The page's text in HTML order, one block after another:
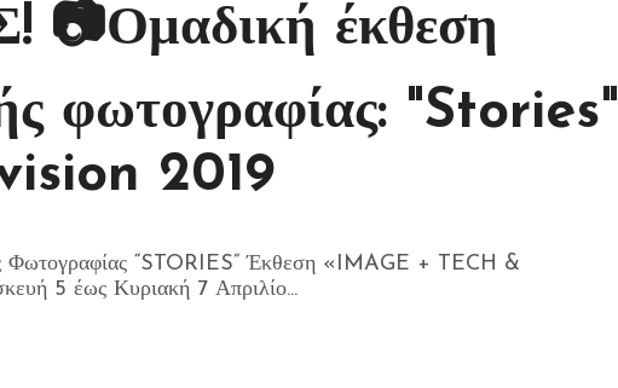
έκθεση
φωτογραφίας: "Stories"
2019
Φωτογραφίας “STORIES” Έκθεση «IMAGE + TECH &
5 έως Κυριακή 7 Απριλίο...